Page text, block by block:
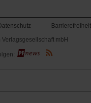
Barrierefreiheit
mbH
(Öffnet
in
neuen